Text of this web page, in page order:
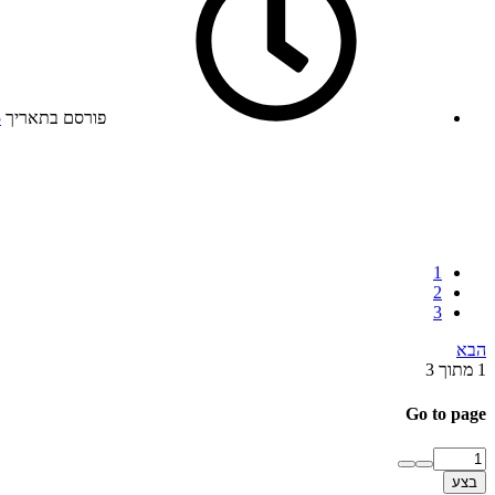
פורסם בתאריך
1
2
3
הבא
1 מתוך 3
Go to page
בצע